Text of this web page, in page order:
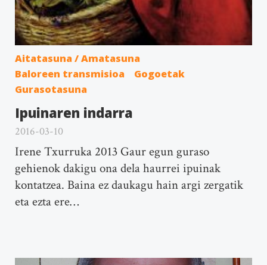
Aitatasuna / Amatasuna
Baloreen transmisioa
Gogoetak
Gurasotasuna
Ipuinaren indarra
2016-03-10
Irene Txurruka 2013 Gaur egun guraso
gehienok dakigu ona dela haurrei ipuinak
kontatzea. Baina ez daukagu hain argi zergatik
eta ezta ere…